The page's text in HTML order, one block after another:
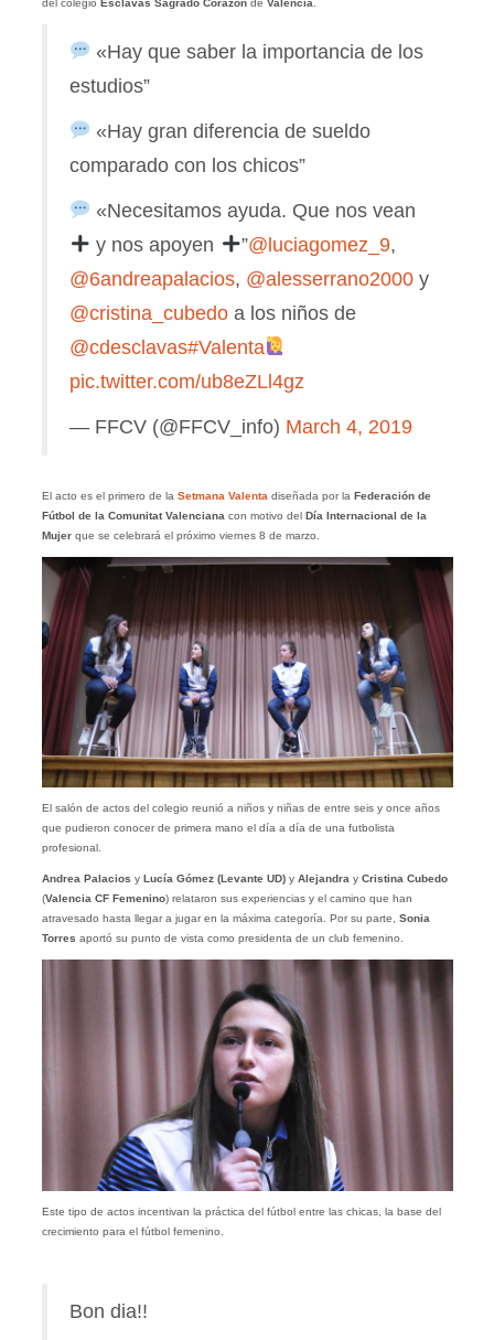
«Hay que saber la importancia de los
estudios”
«Hay gran diferencia de sueldo
comparado con los chicos”
«Necesitamos ayuda. Que nos vean
y nos apoyen
”@luciagomez_9,
@6andreapalacios, @alesserrano2000y
@cristina_cubedoa los niños de
@cdesclavas#Valenta
pic.twitter.com/ub8eZLl4gz
— FFCV (@FFCV_info) March 4, 2019
El acto es el primero de la Setmana Valenta diseñada por la Federación de
Fútbol de la Comunitat Valenciana con motivo del Día Internacional de la
Mujerque se celebrará el próximo viernes 8 de marzo.
El salón de actos del colegio reunió a niños y niñas de entre seis y once años
que pudieron conocer de primera mano el día a día de una futbolista
profesional.
Andrea Palacios y Lucía Gómez (Levante UD)y Alejandray Cristina Cubedo
(Valencia CF Femenino) relataron sus experiencias y el camino que han
atravesado hasta llegar a jugar en la máxima categoría. Por su parte, Sonia
Torres aportó su punto de vista como presidenta de un club femenino.
Este tipo de actos incentivan la práctica del fútbol entre las chicas, la base del
crecimiento para el fútbol femenino.
Bon dia!!